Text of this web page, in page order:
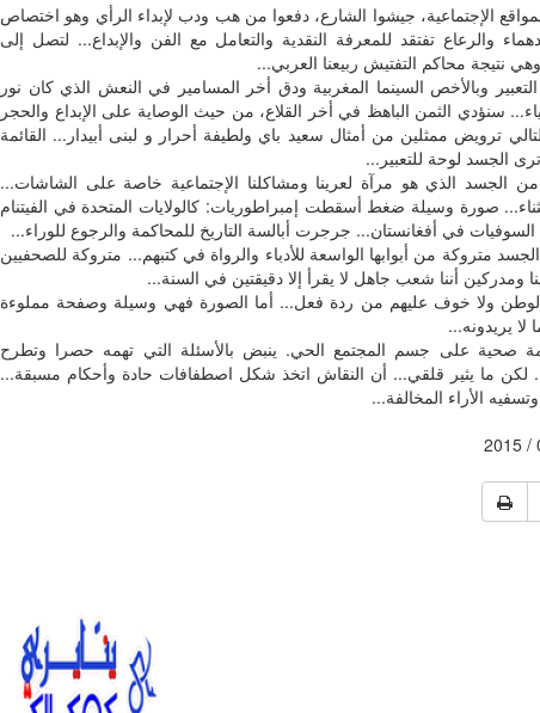
الإجتماعية، جيشوا الشارع، دفعوا من هب ودب لإبداء الرأي وهو اختصاص
والرعاع تفتقد للمعرفة النقدية والتعامل مع الفن والإبداع... لتصل إلى
نتيجة محاكم التفتيش ربيعنا العربي...
وبالأخص السينما المغربية ودق أخر المسامير في النعش الذي كان نور
سنؤدي الثمن الباهظ في أخر القلاع، من حيث الوصاية على الإبداع والحجر
ترويض ممثلين من أمثال سعيد باي ولطيفة أحرار و لبنى أبيدار... القائمة
الجسد لوحة للتعبير...
الجسد الذي هو مرآة لعرينا ومشاكلنا الإجتماعية خاصة على الشاشات...
صورة وسيلة ضغط أسقطت إمبراطوريات: كالولايات المتحدة في الفيتنام
في أفغانستان... جرجرت أبالسة التاريخ للمحاكمة والرجوع للوراء...
متروكة من أبوابها الواسعة للأدباء والرواة في كتبهم... متروكة للصحفيين
ومدركين أننا شعب جاهل لا يقرأ إلا دقيقتين في السنة...
الوطن ولا خوف عليهم من ردة فعل... أما الصورة فهي وسيلة وصفحة مملوءة
لا يريدونه...
صحية على جسم المجتمع الحي. ينبض بالأسئلة التي تهمه حصرا وتطرح
لكن ما يثير قلقي... أن النقاش اتخذ شكل اصطفافات حادة وأحكام مسبقة...
الأراء المخالفة...